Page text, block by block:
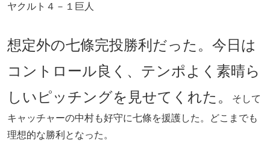
ヤクルト４－１巨人
想定外の七條完投勝利だった。今日は
コントロール良く、テンポよく素晴ら
しいピッチングを見せてくれた。
そして
キャッチャーの中村も好守に七條を援護した。どこまでも
理想的な勝利となった。